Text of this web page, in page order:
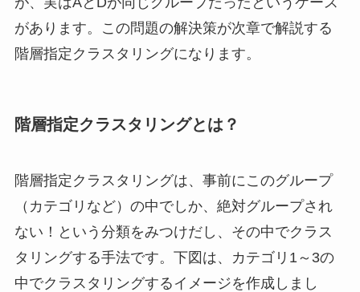
があります。この問題の解決策が次章で解説する
階層指定クラスタリングになります。
階層指定クラスタリングとは？
階層指定クラスタリングは、事前にこのグループ
（カテゴリなど）の中でしか、絶対グループされ
ない！という分類をみつけだし、その中でクラス
タリングする手法です。下図は、カテゴリ1～3の
中でクラスタリングするイメージを作成しまし